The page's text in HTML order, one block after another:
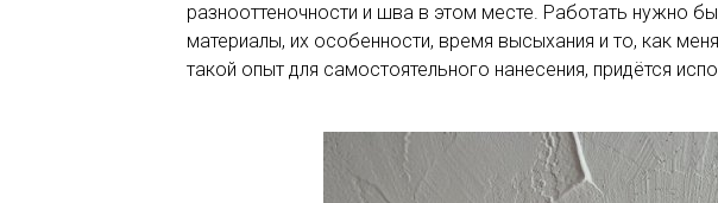
разнооттеночности и шва в этом месте. Работать нужно
материалы, их особенности, время высыхания и то, как
такой опыт для самостоятельного нанесения, придётся